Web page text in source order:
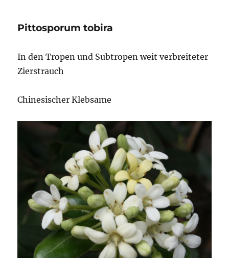
Pittosporum tobira
In den Tropen und Subtropen weit verbreiteter
Zierstrauch
Chinesischer Klebsame